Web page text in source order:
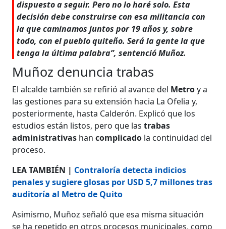
dispuesto a seguir. Pero no lo haré solo. Esta
decisión debe construirse con esa militancia con
la que caminamos juntos por 19 años y, sobre
todo, con el pueblo quiteño. Será la gente la que
tenga la última palabra”, sentenció Muñoz.
Muñoz denuncia trabas
El alcalde también se refirió al avance del Metroy a
las gestiones para su extensión hacia La Ofelia y,
posteriormente, hasta Calderón. Explicó que los
estudios están listos, pero que lastrabas
administrativas hancomplicado la continuidad del
proceso.
LEA TAMBIÉN | Contraloría detecta indicios
penales y sugiere glosas por USD 5,7 millones tras
auditoría al Metro de Quito
Asimismo, Muñoz señaló que esa misma situación
se ha repetido en otros procesos municipales, como